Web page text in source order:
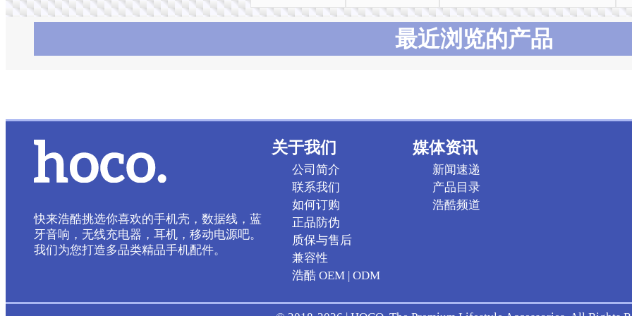
最近浏览的产品
快来浩酷挑选你喜欢的手机壳，数据线，蓝
牙音响，无线充电器，耳机，移动电源吧。
我们为您打造多品类精品手机配件。
关于我们
公司简介
联系我们
如何订购
正品防伪
质保与售后
兼容性
浩酷 OEM | ODM
媒体资讯
新闻速递
产品目录
浩酷频道